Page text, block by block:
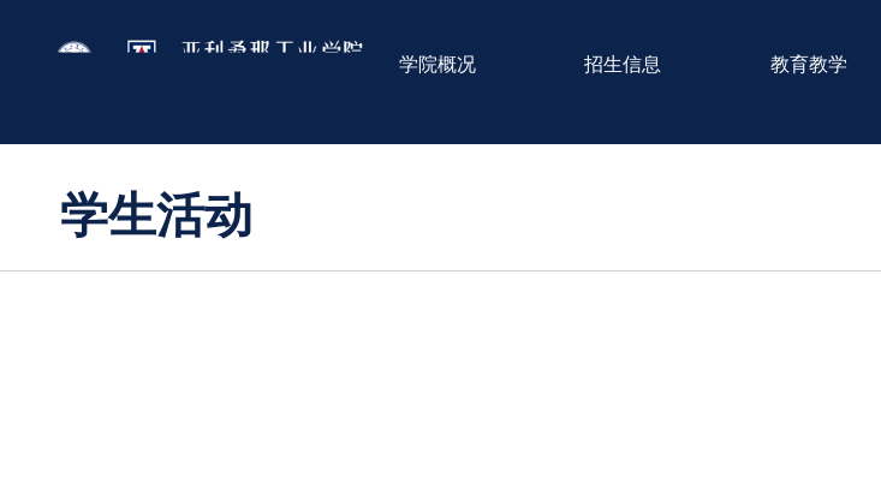
学院概况 招生信息 教育教学
学生活动